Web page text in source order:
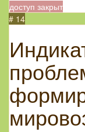
доступ закрыт
# 14